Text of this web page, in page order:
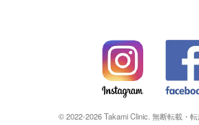
© 2022-2026 Takami Clinic. 無断転載・転